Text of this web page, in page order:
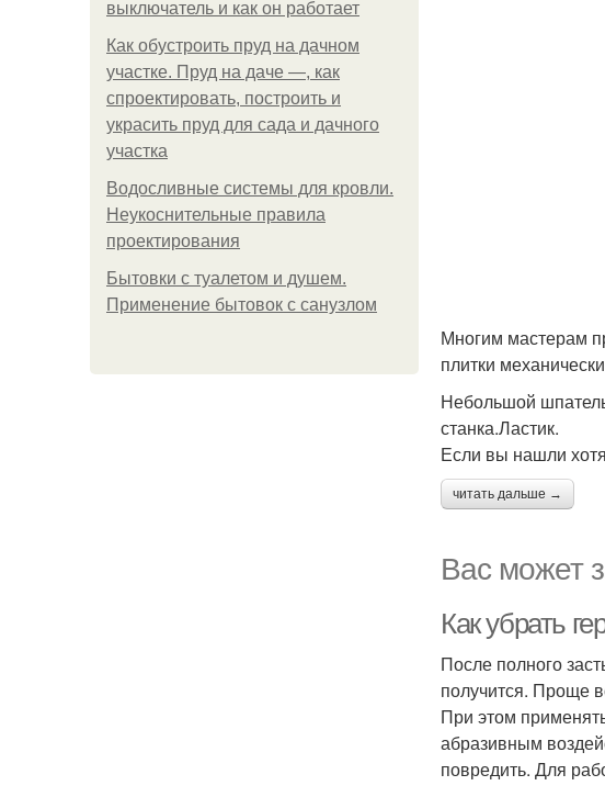
выключатель и как он работает
Как обустроить пруд на дачном
участке. Пруд на даче —, как
спроектировать, построить и
украсить пруд для сада и дачного
участка
Водосливные системы для кровли.
Неукоснительные правила
проектирования
Бытовки с туалетом и душем.
Применение бытовок с санузлом
Многим мастерам
плитки
Небольшой
станка.Ластик.
Если вы нашли
читать дальше →
Вас может
Как убрать
После полного
получится. Проще
При этом
абразивным
повредить. Для